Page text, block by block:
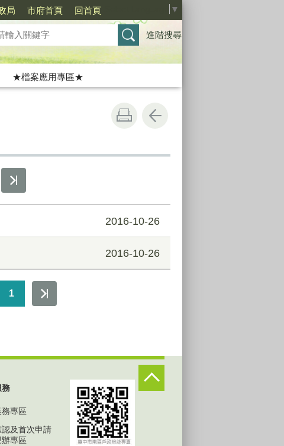
局 市府首頁 回首頁 ▼
進階搜尋
★檔案應用專區★
2016-10-26
2016-10-26
1
務
務專區
認及首次申請
專區